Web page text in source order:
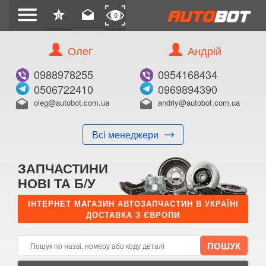
menu star
0 drafts 0
Олег
0988978255
0506722410
drafts oleg@autobot.com.ua
Всі менеджери
Андрій
0954168434
0969894390
drafts andriy@autobot.com.ua
ЗАПЧАСТИНИ
НОВІ ТА Б/У
ІНТЕРНЕТ МАГАЗИН АВТОЗАПЧАСТИН В УКРАЇНІ
ДОСТАВКА З ЄВРОПИ
КУПИТИ
Оригінальний номер:
Примітка:
E-mail:
Телефон: